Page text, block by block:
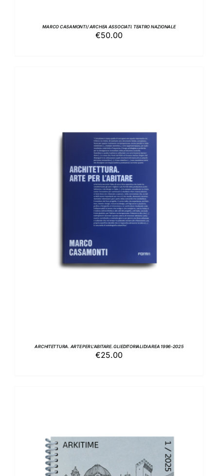
MARCO CASAMONTI / ARCHEA ASSOCIATI. TEATRO NAZIONALE
€50.00
AGGIUNGI AL CARRELLO / DETTAGLI
ARCHITETTURA. ARTE PER L’ABITARE. GLI EDITORIALI DI AREA 1996-2025
€25.00